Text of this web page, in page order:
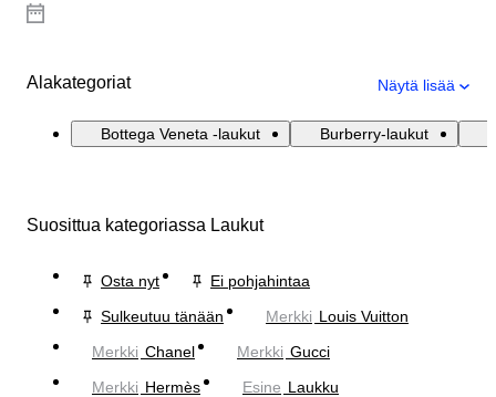
Alakategoriat Näytä lisää
Bottega Veneta -laukut Burberry-laukut
Suosittua kategoriassa Laukut
Osta nyt
Ei pohjahintaa
Sulkeutuu tänään
Merkki Louis Vuitton
Merkki Chanel Merkki Gucci
Merkki Hermès Esine Laukku